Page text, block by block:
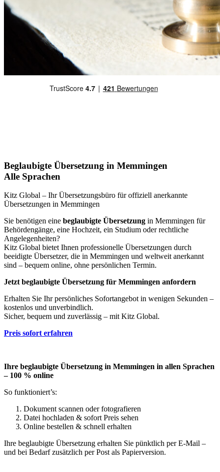
Beglaubigte Übersetzung in Memmingen
Alle Sprachen
Kitz Global – Ihr Übersetzungsbüro für offiziell anerkannte
Übersetzungen in Memmingen
Sie benötigen eine beglaubigte Übersetzung in Memmingen für
Behördengänge, eine Hochzeit, ein Studium oder rechtliche
Angelegenheiten?
Kitz Global bietet Ihnen professionelle Übersetzungen durch
beeidigte Übersetzer, die in Memmingen und weltweit anerkannt
sind – bequem online, ohne persönlichen Termin.
Jetzt beglaubigte Übersetzung für Memmingen anfordern
Erhalten Sie Ihr persönliches Sofortangebot in wenigen Sekunden –
kostenlos und unverbindlich.
Sicher, bequem und zuverlässig – mit Kitz Global.
Preis sofort erfahren
Ihre beglaubigte Übersetzung in Memmingen in allen Sprachen
– 100 % online
So funktioniert’s:
Dokument scannen oder fotografieren
Datei hochladen & sofort Preis sehen
Online bestellen & schnell erhalten
Ihre beglaubigte Übersetzung erhalten Sie pünktlich per E-Mail –
und bei Bedarf zusätzlich per Post als Papierversion.